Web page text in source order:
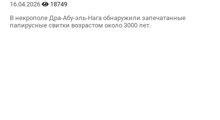
16.04.2026
18749
В некрополе Дра-Абу-эль-Нага обнаружили запечатанные
папирусные свитки возрастом около 3000 лет.